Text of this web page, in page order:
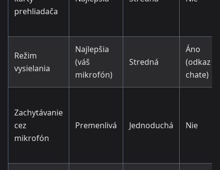
prehliadača
Režim
vysielania
Najlepšia
(váš
mikrofón)
Stredná
Áno
(odkaz v
chate)
Zachytávanie
cez
mikrofón
Premenlivá Jednoduchá Nie